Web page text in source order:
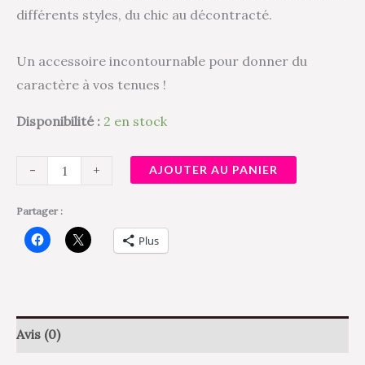
différents styles, du chic au décontracté.
Un accessoire incontournable pour donner du
caractère à vos tenues !
Disponibilité : 2 en stock
- + AJOUTER AU PANIER
Partager :
Plus
Avis (0)